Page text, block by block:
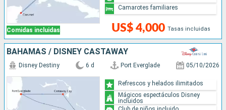
Comidas incluidas US$ 4,000 Tasas incluidas
Camarotes familiares
BAHAMAS / DISNEY CASTAWAY
Disney Destiny 6 d Port Everglade 05/10/2026
Refrescos y helados ilimitados
Mágicos espectáculos Disney
incluidos